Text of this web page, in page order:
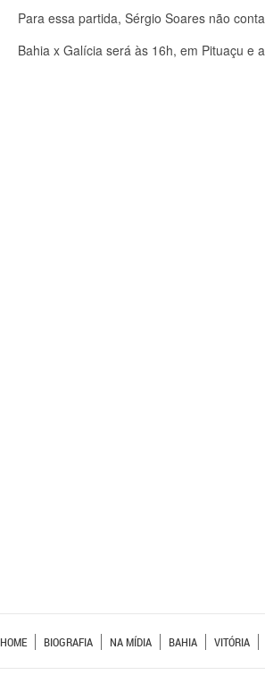
Para essa partida, Sérgio Soares não
Bahia x Galícia será às 16h, em Pituaçu e
HOME BIOGRAFIA NA MÍDIA BAHIA VITÓRIA